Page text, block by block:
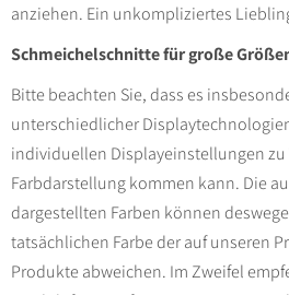
anziehen. Ein unkompliziertes
Schmeichelschnitte für große
Bitte beachten Sie, dass es
unterschiedlicher
individuellen Displayeinstellungen zu
Farbdarstellung kommen kann. Die
dargestellten Farben können
tatsächlichen Farbe der auf unseren
Produkte abweichen. Im Zweifel